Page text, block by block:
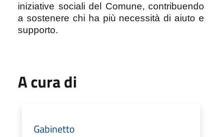
iniziative sociali del Comune, contribuendo
a sostenere chi ha più necessità di aiuto e
supporto.
A cura di
Gabinetto